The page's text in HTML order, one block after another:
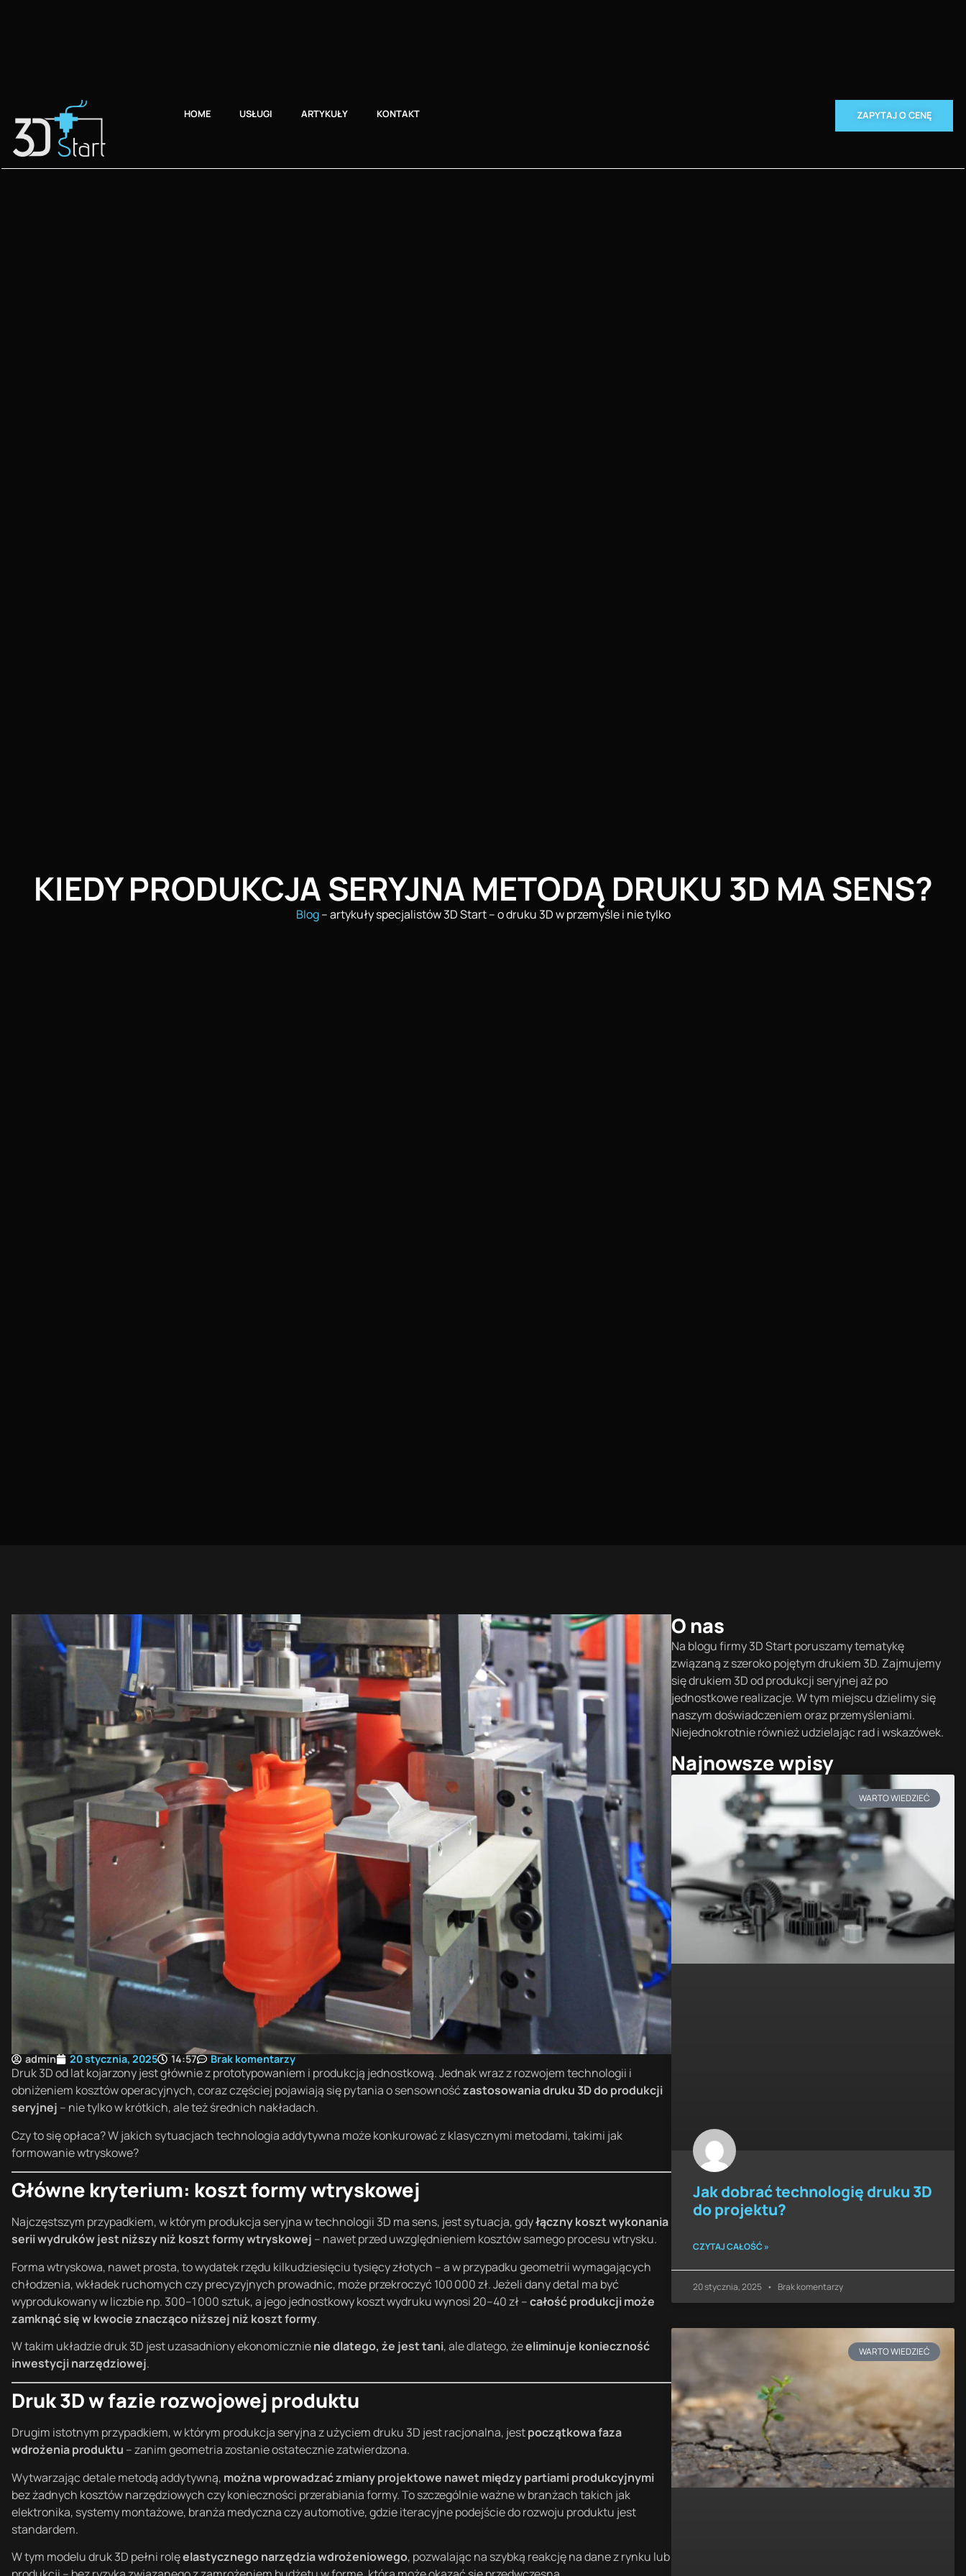
HOME USŁUGI ARTYKUŁY KONTAKT ZAPYTAJ O CENĘ
KIEDY PRODUKCJA SERYJNA METODĄ DRUKU 3D MA SENS?
Blog– artykuły specjalistów 3D Start – o druku 3D w przemyśle i nie tylko
admin 20 stycznia, 2025 14:57 Brak komentarzy
Druk 3D od lat kojarzony jest głównie z prototypowaniem i produkcją jednostkową. Jednak wraz z rozwojem technologii i
obniżeniem kosztów operacyjnych, coraz częściej pojawiają się pytania o sensownośćzastosowania druku 3D do produkcji
seryjnej – nie tylko w krótkich, ale też średnich nakładach.
Czy to się opłaca? W jakich sytuacjach technologia addytywna może konkurować z klasycznymi metodami, takimi jak
formowanie wtryskowe?
Główne kryterium: koszt formy wtryskowej
Najczęstszym przypadkiem, w którym produkcja seryjna w technologii 3D ma sens, jest sytuacja, gdyłączny koszt wykonania
serii wydruków jest niższy niż koszt formy wtryskowej – nawet przed uwzględnieniem kosztów samego procesu wtrysku.
Forma wtryskowa, nawet prosta, to wydatek rzędu kilkudziesięciu tysięcy złotych – a w przypadku geometrii wymagających
chłodzenia, wkładek ruchomych czy precyzyjnych prowadnic, może przekroczyć 100 000 zł. Jeżeli dany detal ma być
wyprodukowany w liczbie np. 300–1 000 sztuk, a jego jednostkowy koszt wydruku wynosi 20–40 zł –całość produkcji może
zamknąć się w kwocie znacząco niższej niż koszt formy.
W takim układzie druk 3D jest uzasadniony ekonomicznienie dlatego, że jest tani, ale dlatego, żeeliminuje konieczność
inwestycji narzędziowej.
Druk 3D w fazie rozwojowej produktu
Drugim istotnym przypadkiem, w którym produkcja seryjna z użyciem druku 3D jest racjonalna, jestpoczątkowa faza
wdrożenia produktu – zanim geometria zostanie ostatecznie zatwierdzona.
Wytwarzając detale metodą addytywną, można wprowadzać zmiany projektowe nawet między partiami produkcyjnymi
bez żadnych kosztów narzędziowych czy konieczności przerabiania formy. To szczególnie ważne w branżach takich jak
elektronika, systemy montażowe, branża medyczna czy automotive, gdzie iteracyjne podejście do rozwoju produktu jest
standardem.
W tym modelu druk 3D pełni rolęelastycznego narzędzia wdrożeniowego, pozwalając na szybką reakcję na dane z rynku lub
O nas
Na blogu firmy 3D Start poruszamy tematykę
związaną z szeroko pojętym drukiem 3D. Zajmujemy
się drukiem 3D od produkcji seryjnej aż po
jednostkowe realizacje. W tym miejscu dzielimy się
naszym doświadczeniem oraz przemyśleniami.
Niejednokrotnie również udzielając rad i wskazówek.
Najnowsze wpisy
WARTO WIEDZIEĆ
Jak dobrać technologię druku 3D
do projektu?
CZYTAJ CAŁOŚĆ »
20 stycznia, 2025 Brak komentarzy
WARTO WIEDZIEĆ